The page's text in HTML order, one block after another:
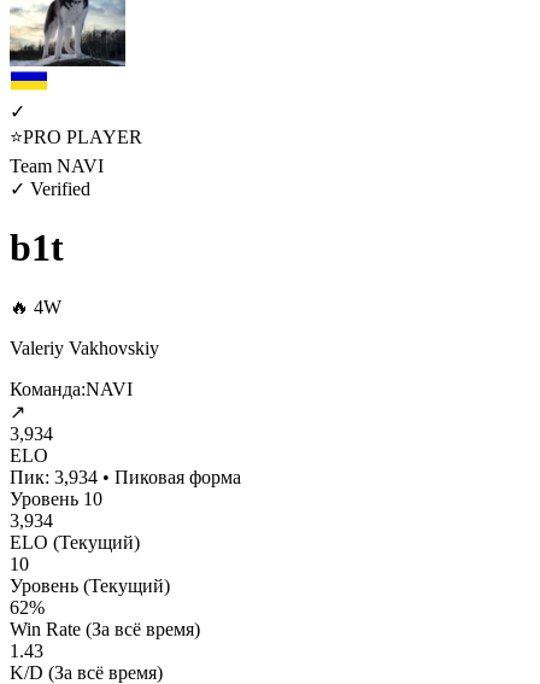
✓
⭐PRO PLAYER
Team NAVI
✓ Verified
b1t
🔥 4W
Valeriy Vakhovskiy
Команда:NAVI
↗
3,934
ELO
Пик: 3,934 • Пиковая форма
Уровень 10
3,934
ELO (Текущий)
10
Уровень (Текущий)
62%
Win Rate (За всё время)
1.43
K/D (За всё время)